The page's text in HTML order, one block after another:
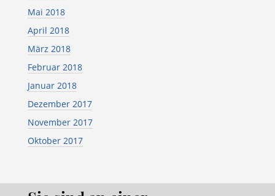
Mai 2018
April 2018
März 2018
Februar 2018
Januar 2018
Dezember 2017
November 2017
Oktober 2017